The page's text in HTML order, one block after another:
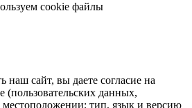
cookie файлы
наш сайт, вы даете согласие на
(пользовательских данных,
тип, язык и версию